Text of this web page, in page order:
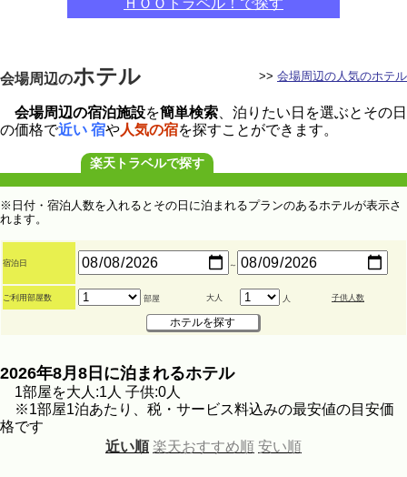
ＨＯＯトラベル！で探す
会場周辺のホテル >> 会場周辺の人気のホテル
会場周辺の宿泊施設を簡単検索 、泊りたい日を選ぶとその日
の価格で近い 宿や人気の宿を探すことができます。
楽天トラベルで探す
※日付・宿泊人数を入れるとその日に泊まれるプランのあるホテルが表示さ
れます。
宿泊日 ～
ご利用部屋数 部屋 大人 人 子供人数
2026年8月8日に泊まれるホテル
1部屋を大人:1人 子供:0人
※1部屋1泊あたり、税・サービス料込みの最安値の目安価
格です
近い順 楽天おすすめ順 安い順